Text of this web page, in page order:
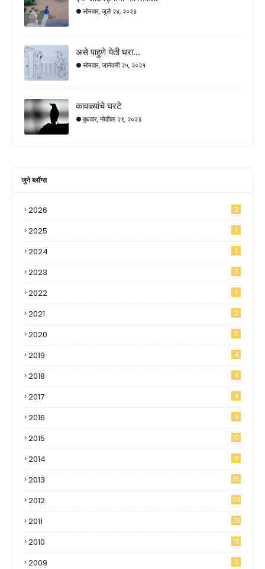
सोमवार, जुलै २४, २०२३
असे पाहुणे येती घरा...
सोमवार, जानेवारी २५, २०२१
कावळ्यांचे घरटे
बुधवार, नोव्हेंबर २९, २०२३
जुने ब्लॉग्स
2026 2
2025 1
2024 1
2023 3
2022 1
2021 2
2020 5
2019 4
2018 4
2017 4
2016 9
2015 10
2014 9
2013 15
2012 36
2011 79
2010 16
2009 3